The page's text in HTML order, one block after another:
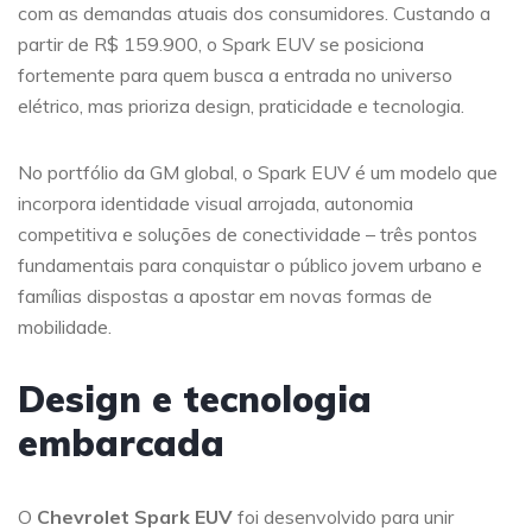
com as demandas atuais dos consumidores. Custando a
partir de R$ 159.900, o Spark EUV se posiciona
fortemente para quem busca a entrada no universo
elétrico, mas prioriza design, praticidade e tecnologia.
No portfólio da GM global, o Spark EUV é um modelo que
incorpora identidade visual arrojada, autonomia
competitiva e soluções de conectividade – três pontos
fundamentais para conquistar o público jovem urbano e
famílias dispostas a apostar em novas formas de
mobilidade.
Design e tecnologia
embarcada
O Chevrolet Spark EUV foi desenvolvido para unir